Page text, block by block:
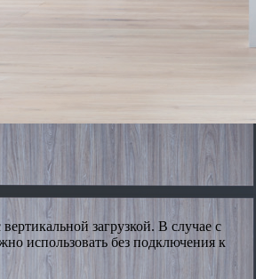
загрузкой. В случае с
использовать без подключения к